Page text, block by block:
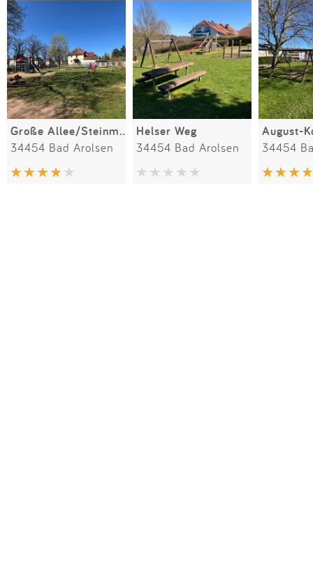
Große Allee/Steinmetzstraße
34454 Bad Arolsen
Helser Weg
34454 Bad Arolsen
August-
34454